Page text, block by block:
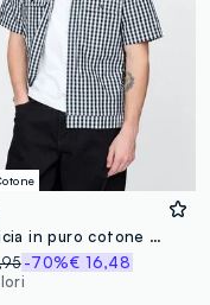
Camicia in puro cotone multicolor a quadri
-70%€ 16,48